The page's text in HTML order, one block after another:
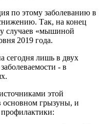
по этому заболеванию в
Так, на конец
случаев «мышиной
2019 года.
сегодня лишь в двух
- в
этой
основном грызуны, и